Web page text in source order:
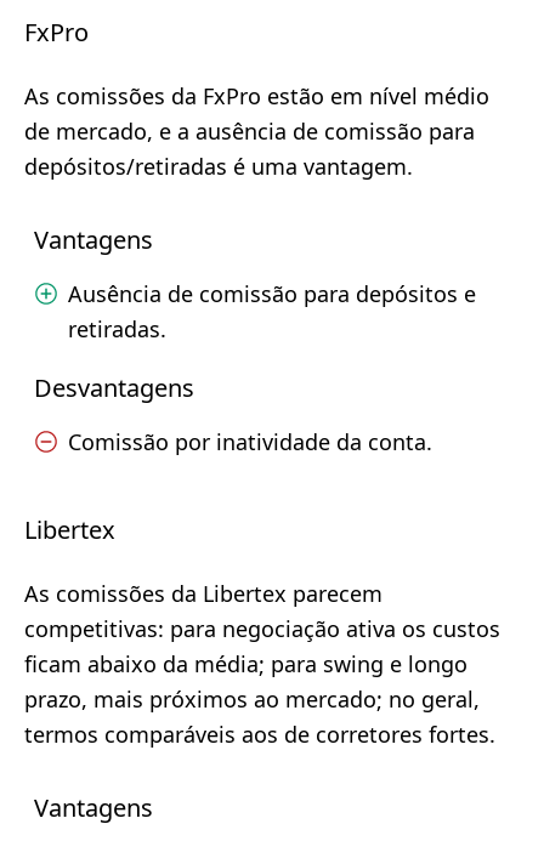
FxPro
As comissões da FxPro estão em nível médio
de mercado, e a ausência de comissão para
depósitos/retiradas é uma vantagem.
Vantagens
Ausência de comissão para depósitos e
retiradas.
Desvantagens
Comissão por inatividade da conta.
Libertex
As comissões da Libertex parecem
competitivas: para negociação ativa os custos
ficam abaixo da média; para swing e longo
prazo, mais próximos ao mercado; no geral,
termos comparáveis aos de corretores fortes.
Vantagens